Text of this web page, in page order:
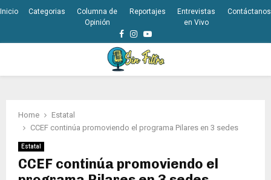
Inicio Categorias
Columna de
Opinión
Reportajes
Entrevistas
en Vivo
Contáctanos
Facebook
Instagram
Youtube
Home
Estatal
CCEF continúa promoviendo el programa Pilares en 3 sedes
Estatal
CCEF continúa promoviendo el